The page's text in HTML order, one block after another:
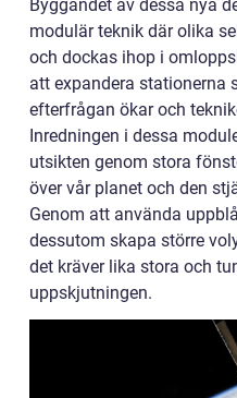
Byggandet av dessa nya
modulär teknik där olika
och dockas ihop i
att expandera stationerna
efterfrågan ökar och
Inredningen i dessa
utsikten genom stora
över vår planet och den
Genom att använda
dessutom skapa större
det kräver lika stora och
uppskjutningen.